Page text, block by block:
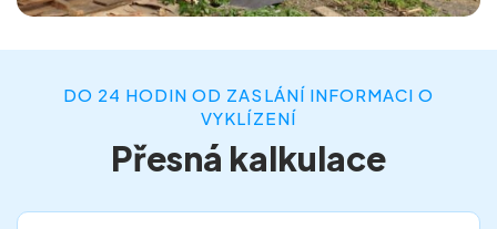
DO 24 HODIN OD ZASLÁNÍ INFORMACI O
VYKLÍZENÍ
Přesná kalkulace